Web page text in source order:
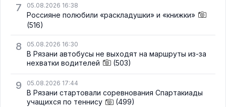
7 05.08.2026 16:38
Россияне полюбили «раскладушки» и «книжки»
(516)
8 05.08.2026 16:30
В Рязани автобусы не выходят на маршруты из-за
нехватки водителей
(503)
9 05.08.2026 17:44
В Рязани стартовали соревнования Спартакиады
учащихся по теннису
(499)